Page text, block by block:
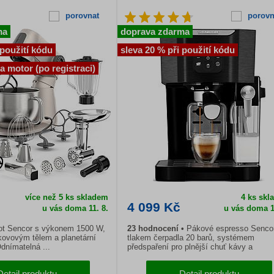
porovnat
více než 5 ks skladem
u vás doma 11. 8.
Sencor s výkonem 1500 W,
tělem a planetární
...
kódu
motor (po registraci)
4 099 Kč
4 ks
u vás doma
23 hodnocení
Pákové espresso
tlakem čerpadla 20 barů, systémem
předspaření pro plnější chuť kávy a
doprava zdarma
sleva 20 % při použití kódu